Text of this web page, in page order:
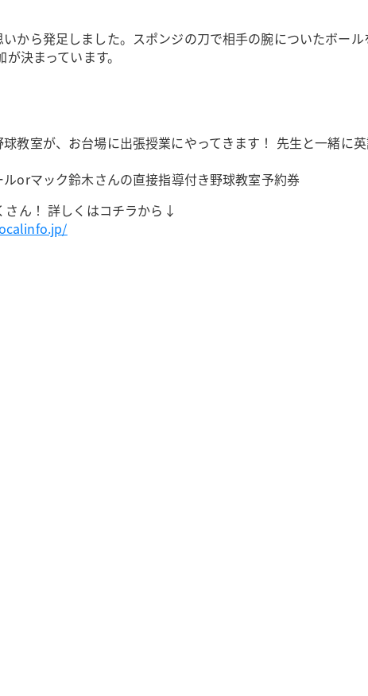
から発足しました。スポンジの刀で相手の腕についたボー
決まっています。
教室が、お台場に出張授業にやってきます！ 先生と一緒に
orマック鈴木さんの直接指導付き野球教室予約券
さん！ 詳しくはコチラから↓